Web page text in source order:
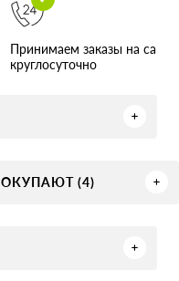
Принимаем заказы на сайте
круглосуточно
(4)